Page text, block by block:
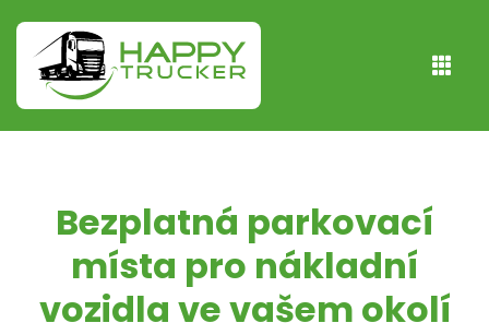
Bezplatná parkovací
místa pro nákladní
vozidla ve vašem okolí